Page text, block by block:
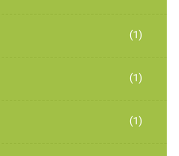
(1)
(1)
(1)